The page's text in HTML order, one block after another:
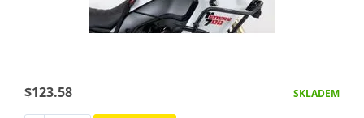
$123.58 SKLADEM